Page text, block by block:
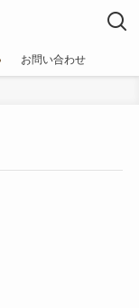
お問い合わせ